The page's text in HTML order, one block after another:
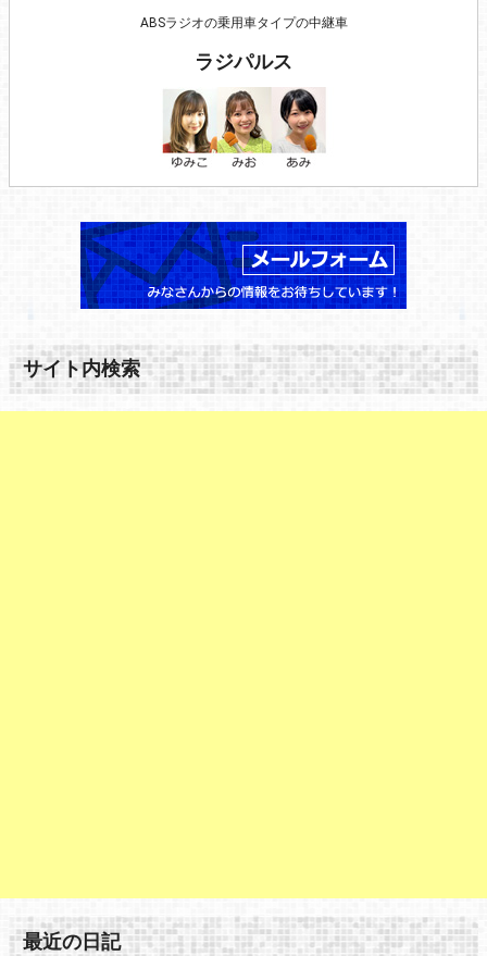
ABSラジオの乗用車タイプの中継車
ラジパルス
サイト内検索
最近の日記